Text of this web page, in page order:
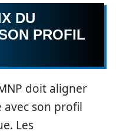
DU
PROFIL
doit aligner
son profil
Les